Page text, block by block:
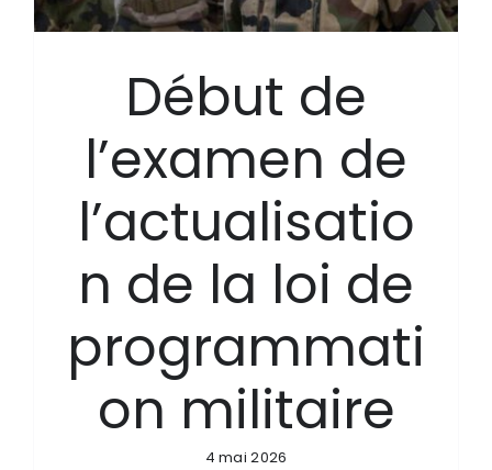
Début de
l’examen de
l’actualisatio
n de la loi de
programmati
on militaire
4 mai 2026